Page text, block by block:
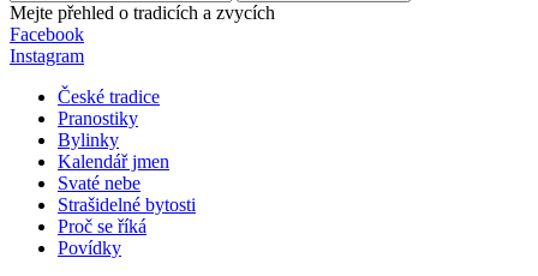
Mejte přehled o tradicích a zvycích
Facebook
Instagram
České tradice
Pranostiky
Bylinky
Kalendář jmen
Svaté nebe
Strašidelné bytosti
Proč se říká
Povídky